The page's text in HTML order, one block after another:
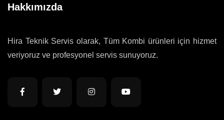
Hakkımızda
Hira Teknik Servis olarak, Tüm Kombi ürünleri için hizmet
veriyoruz ve profesyonel servis sunuyoruz.